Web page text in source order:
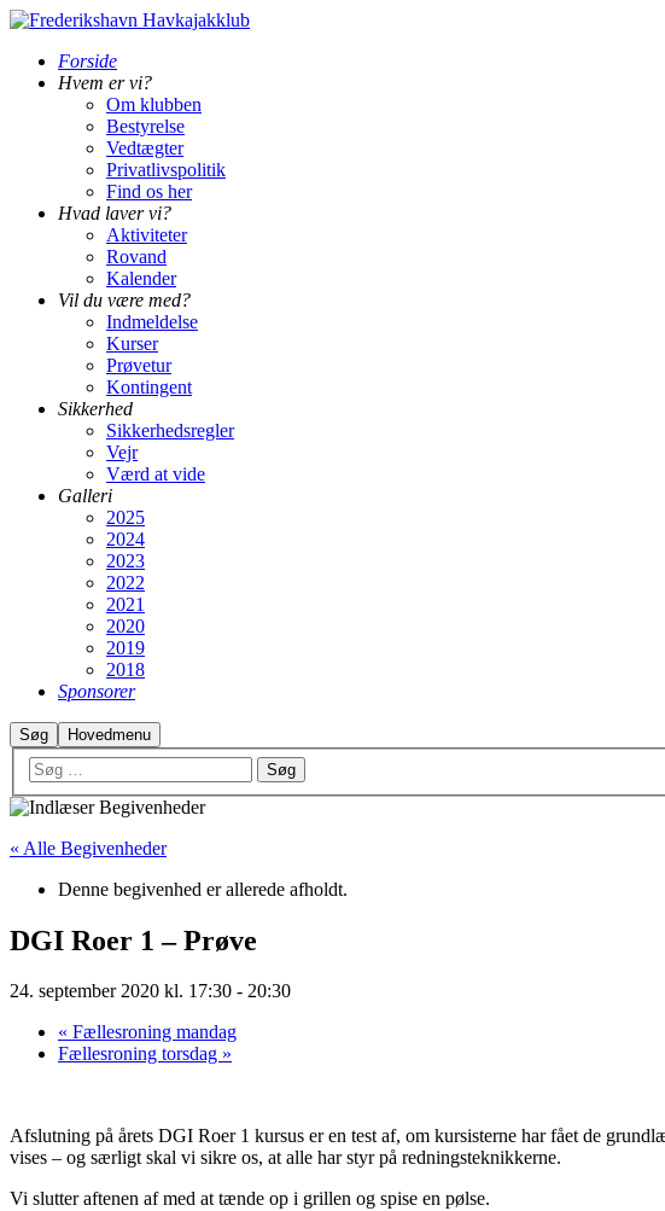
Forside
Hvem er vi?
Om klubben
Bestyrelse
Vedtægter
Privatlivspolitik
Find os her
Hvad laver vi?
Aktiviteter
Rovand
Kalender
Vil du være med?
Indmeldelse
Kurser
Prøvetur
Kontingent
Sikkerhed
Sikkerhedsregler
Vejr
Værd at vide
Galleri
2025
2024
2023
2022
2021
2020
2019
2018
Sponsorer
Søg Hovedmenu
« Alle Begivenheder
Denne begivenhed er allerede afholdt.
DGI Roer 1 – Prøve
24. september 2020 kl. 17:30 - 20:30
« Fællesroning mandag
Fællesroning torsdag »
Afslutning på årets DGI Roer 1 kursus er en test af, om kursisterne har fået de
vises – og særligt skal vi sikre os, at alle har styr på redningsteknikkerne.
Vi slutter aftenen af med at tænde op i grillen og spise en pølse.